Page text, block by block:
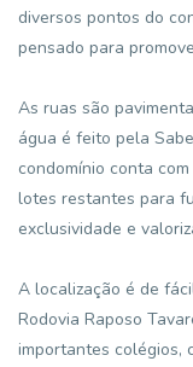
diversos pontos do
pensado para
As ruas são
água é feito pela
condomínio conta
lotes restantes para
exclusividade e
A localização é de
Rodovia Raposo
importantes colégios,